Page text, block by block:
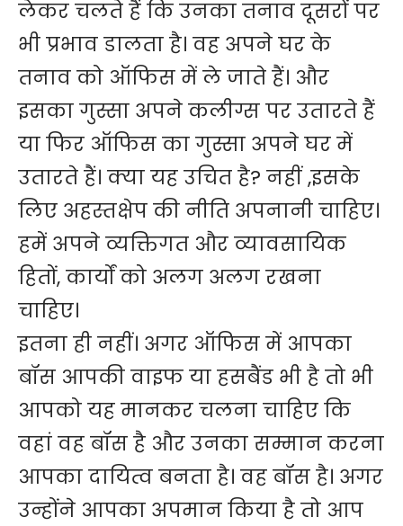
लेकर चलते हैं कि उनका तनाव दूसरों पर
भी प्रभाव डालता है। वह अपने घर के
तनाव को ऑफिस में ले जाते हैं। और
इसका गुस्सा अपने कलीग्स पर उतारते हैं
या फिर ऑफिस का गुस्सा अपने घर में
उतारते हैं। क्या यह उचित है? नहीं ,इसके
लिए अहस्तक्षेप की नीति अपनानी चाहिए।
हमें अपने व्यक्तिगत और व्यावसायिक
हितों, कार्यों को अलग अलग रखना
चाहिए।
इतना ही नहीं। अगर ऑफिस में आपका
बॉस आपकी वाइफ या हसबैंड भी है तो भी
आपको यह मानकर चलना चाहिए कि
वहां वह बॉस है और उनका सम्मान करना
आपका दायित्व बनता है। वह बॉस है। अगर
उन्होंने आपका अपमान किया है तो आप